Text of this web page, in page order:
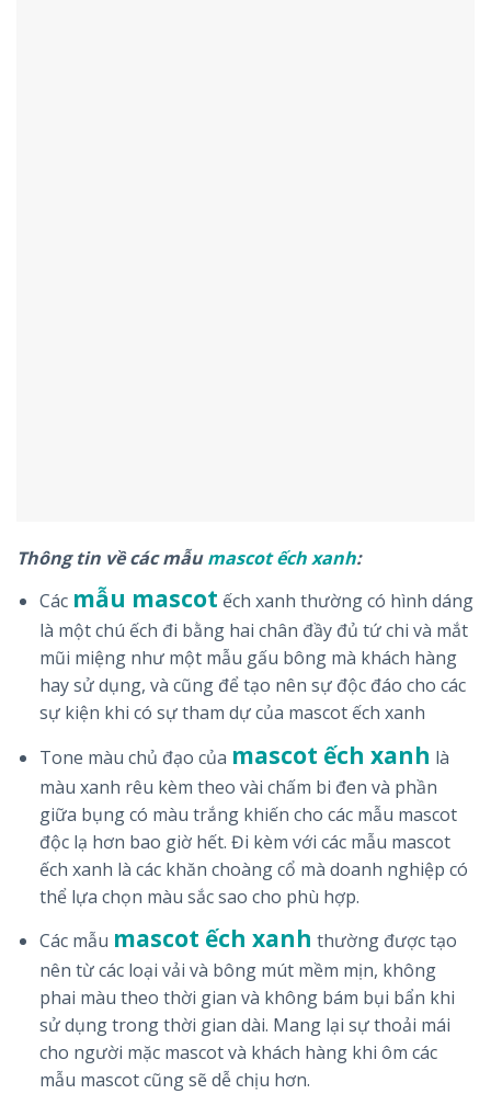
Thông tin về các mẫumascot ếch xanh:
Các mẫu mascot ếch xanh thường có hình dáng
là một chú ếch đi bằng hai chân đầy đủ tứ chi và mắt
mũi miệng như một mẫu gấu bông mà khách hàng
hay sử dụng, và cũng để tạo nên sự độc đáo cho các
sự kiện khi có sự tham dự của mascot ếch xanh
Tone màu chủ đạo của mascot ếch xanh là
màu xanh rêu kèm theo vài chấm bi đen và phần
giữa bụng có màu trắng khiến cho các mẫu mascot
độc lạ hơn bao giờ hết. Đi kèm với các mẫu mascot
ếch xanh là các khăn choàng cổ mà doanh nghiệp có
thể lựa chọn màu sắc sao cho phù hợp.
Các mẫu mascot ếch xanh thường được tạo
nên từ các loại vải và bông mút mềm mịn, không
phai màu theo thời gian và không bám bụi bẩn khi
sử dụng trong thời gian dài. Mang lại sự thoải mái
cho người mặc mascot và khách hàng khi ôm các
mẫu mascot cũng sẽ dễ chịu hơn.